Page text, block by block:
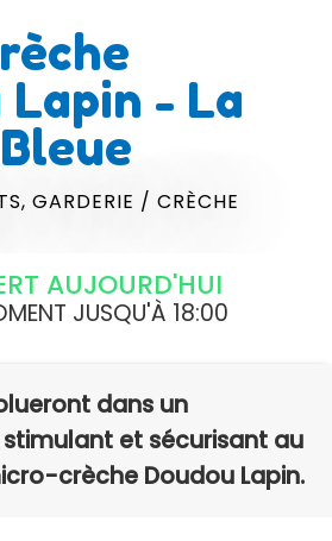
Lapin - La
GARDERIE / CRÈCHE
AUJOURD'HUI
JUSQU'À 18:00
dans un
et sécurisant au
crèche Doudou Lapin.